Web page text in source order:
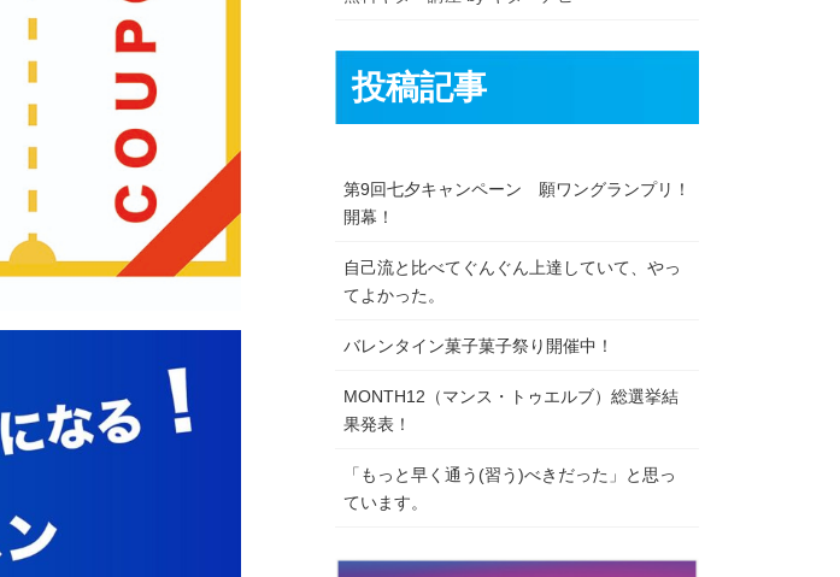
投稿記事
第9回七夕キャンペーン 願ワングランプリ！
開幕！
自己流と比べてぐんぐん上達していて、やっ
てよかった。
バレンタイン菓子菓子祭り開催中！
MONTH12（マンス・トゥエルブ）総選挙結
果発表！
「もっと早く通う(習う)べきだった」と思っ
ています。